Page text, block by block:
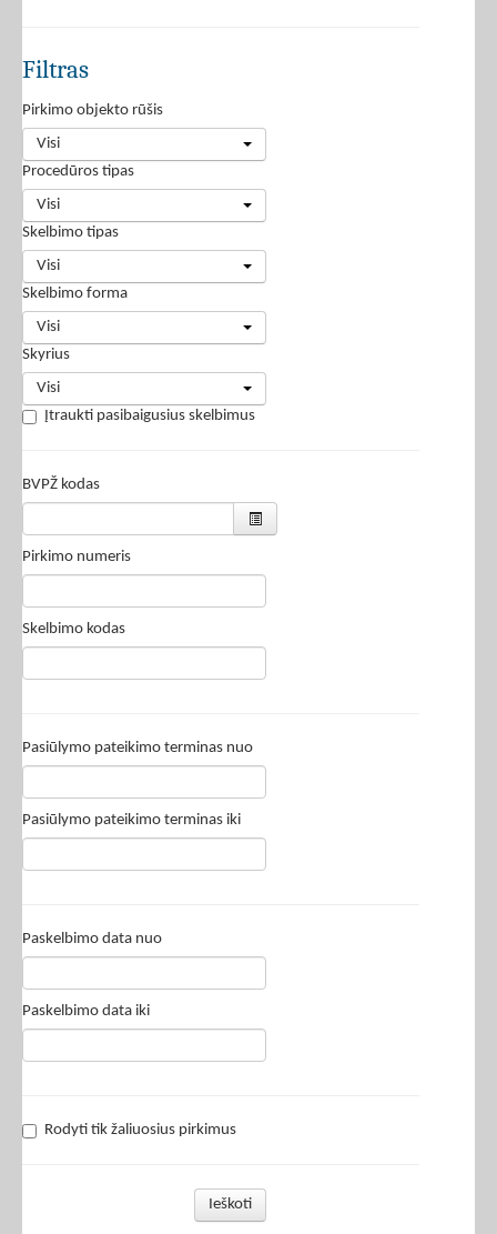
Filtras
Pirkimo objekto rūšis
Visi
Procedūros tipas
Visi
Skelbimo tipas
Visi
Skelbimo forma
Visi
Skyrius
Visi
Įtraukti pasibaigusius skelbimus
BVPŽ kodas
Pirkimo numeris
Skelbimo kodas
Pasiūlymo pateikimo terminas nuo
Pasiūlymo pateikimo terminas iki
Paskelbimo data nuo
Paskelbimo data iki
Rodyti tik žaliuosius pirkimus
Ieškoti